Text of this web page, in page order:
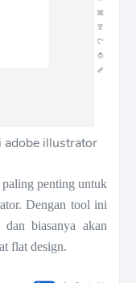
adobe illustrator
penting untuk
Dengan tool ini
biasanya akan
flat design.